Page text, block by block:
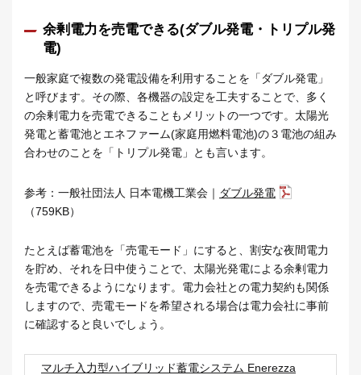
余剰電力を売電できる(ダブル発電・トリプル発
電)
一般家庭で複数の発電設備を利用することを「ダブル発電」
と呼びます。その際、各機器の設定を工夫することで、多く
の余剰電力を売電できることもメリットの一つです。太陽光
発電と蓄電池とエネファーム(家庭用燃料電池)の３電池の組み
合わせのことを「トリプル発電」とも言います。
参考：一般社団法人 日本電機工業会｜ ダブル発電
（759KB）
たとえば蓄電池を「売電モード」にすると、割安な夜間電力
を貯め、それを日中使うことで、太陽光発電による余剰電力
を売電できるようになります。電力会社との電力契約も関係
しますので、売電モードを希望される場合は電力会社に事前
に確認すると良いでしょう。
マルチ入力型ハイブリッド蓄電システム Enerezza